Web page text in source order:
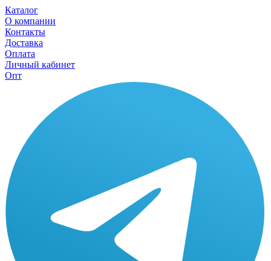
Каталог
О компании
Контакты
Доставка
Оплата
Личный кабинет
Опт